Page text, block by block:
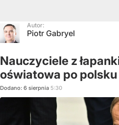
Autor:
Piotr Gabryel
Nauczyciele z
oświatowa po polsku
Dodano: 6 sierpnia 5:30